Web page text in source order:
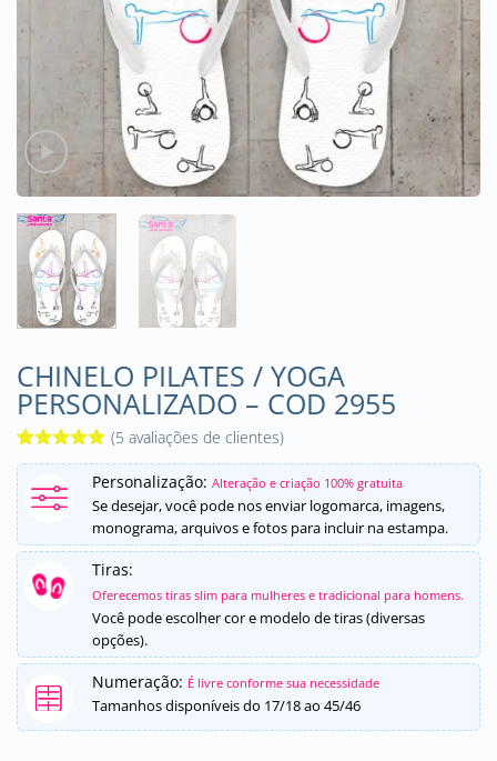
CHINELO PILATES / YOGA
PERSONALIZADO – COD 2955
Avaliado
como
de
5, com
baseado em
5
avaliações
de clientes
(5 avaliações de clientes)
Personalização: Alteração e criação 100% gratuita
Se desejar, você pode nos enviar logomarca, imagens,
monograma, arquivos e fotos para incluir na estampa.
Tiras:
Oferecemos tiras slim para mulheres e tradicional para homens.
Você pode escolher cor e modelo de tiras (diversas
opções).
Numeração: É livre conforme sua necessidade
Tamanhos disponíveis do 17/18 ao 45/46